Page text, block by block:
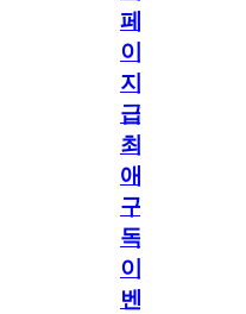
페
이
지
급!
최
애
구
독
이
벤